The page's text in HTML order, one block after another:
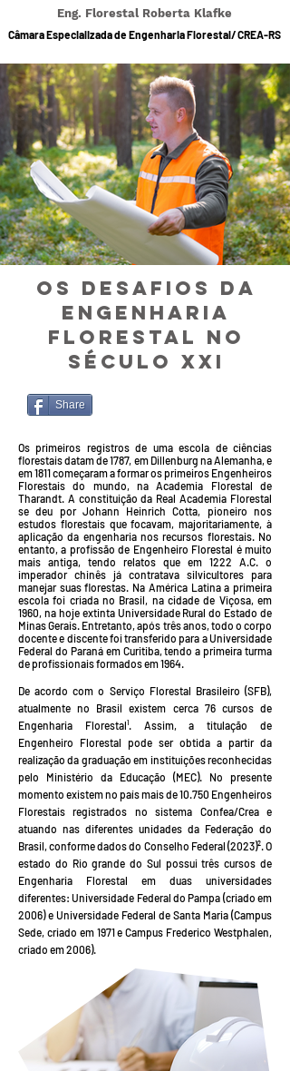
Eng. Florestal Roberta Klafke
Câmara Especializada de Engenharia Florestal/ CREA-RS
Os desafios da
Engenharia
Florestal no
Século XXI
Share
Os primeiros registros de uma escola de ciências
florestais datam de 1787, em Dillenburg na Alemanha, e
em 1811 começaram a formar os primeiros Engenheiros
Florestais do mundo, na Academia Florestal de
Tharandt. A constituição da Real Academia Florestal
se deu por Johann Heinrich Cotta, pioneiro nos
estudos florestais que focavam, majoritariamente, à
aplicação da engenharia nos recursos florestais. No
entanto, a profissão de Engenheiro Florestal é muito
mais antiga, tendo relatos que em 1222 A.C. o
imperador chinês já contratava silvicultores para
manejar suas florestas. Na América Latina a primeira
escola foi criada no Brasil, na cidade de Viçosa, em
1960, na hoje extinta Universidade Rural do Estado de
Minas Gerais. Entretanto, após três anos, todo o corpo
docente e discente foi transferido para a Universidade
Federal do Paraná em Curitiba, tendo a primeira turma
de profissionais formados em 1964.
De acordo com o Serviço Florestal Brasileiro (SFB),
atualmente no Brasil existem cerca 76 cursos de
Engenharia Florestal¹. Assim, a titulação de
Engenheiro Florestal pode ser obtida a partir da
realização da graduação em instituições reconhecidas
pelo Ministério da Educação (MEC). No presente
momento existem no país mais de 10.750 Engenheiros
Florestais registrados no sistema Confea/Crea e
atuando nas diferentes unidades da Federação do
Brasil, conforme dados do Conselho Federal (2023)². O
estado do Rio grande do Sul possui três cursos de
Engenharia Florestal em duas universidades
diferentes: Universidade Federal do Pampa (criado em
2006) e Universidade Federal de Santa Maria (Campus
Sede, criado em 1971 e Campus Frederico Westphalen,
criado em 2006).